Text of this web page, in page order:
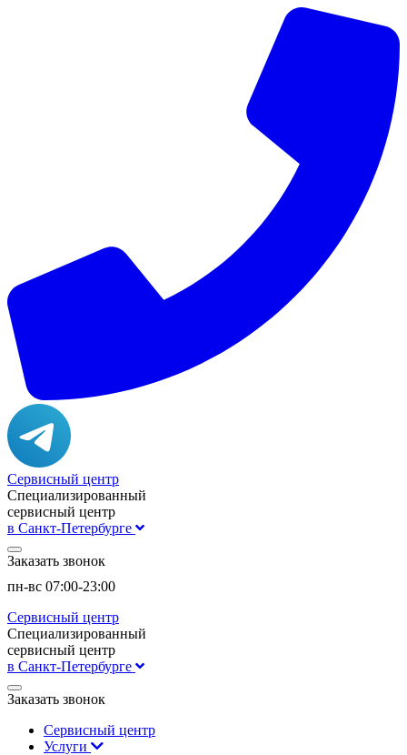
Сервисный центр
Специализированный
сервисный центр
в Санкт-Петербурге
Заказать звонок
пн-вс 07:00-23:00
Сервисный центр
Специализированный
сервисный центр
в Санкт-Петербурге
Заказать звонок
Сервисный центр
Услуги